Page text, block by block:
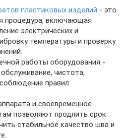
пластиковых изделий - это
процедура, включающая
электрических и
температуры и проверку
работы оборудования -
чистота,
правил
и своевременное
позволяют продлить срок
стабильное качество шва и